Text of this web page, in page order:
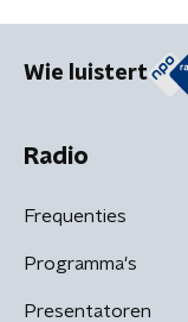
Wie luistert
Radio
Frequenties
Programma's
Presentatoren